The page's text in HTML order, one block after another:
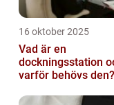
16 oktober 2025
Vad är en
dockningsstation
varför behövs den?